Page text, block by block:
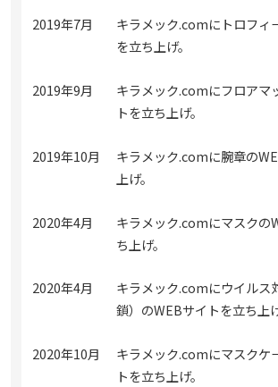
2019年7月
キラメック.comにトロフィ
を立ち上げ。
2019年9月
キラメック.comにフロアマ
トを立ち上げ。
2019年10月
キラメック.comに腕章の
上げ。
2020年4月
キラメック.comにマスクの
ち上げ。
2020年4月
キラメック.comにウイルス
鎖）のWEBサイトを立ち上げ
2020年10月
キラメック.comにマスクケ
トを立ち上げ。